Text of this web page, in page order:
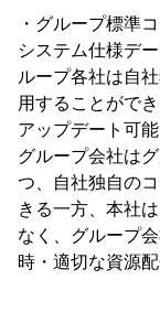
・グループ標準
システム仕様デ
ループ各社は自
用することがで
アップデート可能
グループ会社は
つ、自社独自の
きる一方、本社
なく、グループ
時・適切な資源